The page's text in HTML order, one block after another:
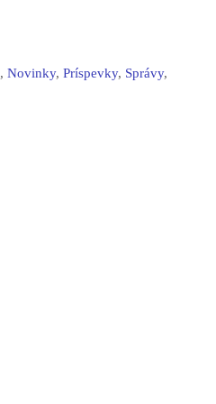
,Novinky,Príspevky, Správy,